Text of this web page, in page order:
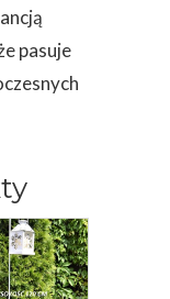
pasuje